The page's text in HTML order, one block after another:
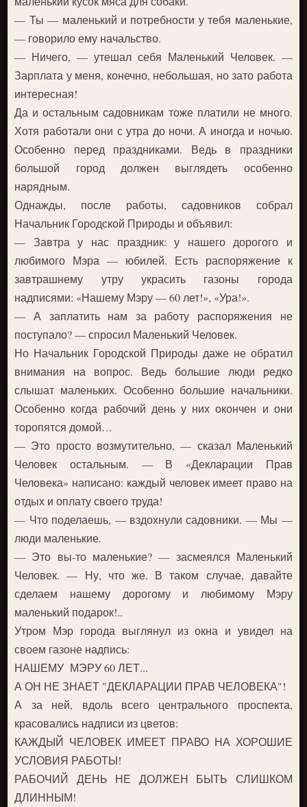
— Ты — маленький и потребности у тебя маленькие,
— говорило ему начальство.
— Ничего, — утешал себя Маленький Человек. —
Зарплата у меня, конечно, небольшая, но зато работа
интересная!
Да и остальным садовникам тоже платили не много.
Хотя работали они с утра до ночи. А иногда и ночью.
Особенно перед праздниками. Ведь в праздники
большой город должен выглядеть особенно
нарядным.
Однажды, после работы, садовников собрал
Начальник Городской Природы и объявил:
— Завтра у нас праздник: у нашего дорогого и
любимого Мэра — юбилей. Есть распоряжение к
завтрашнему утру украсить газоны города
надписями: «Нашему Мэру — 60 лет!», «Ура!».
— А заплатить нам за работу распоряжения не
поступало? — спросил Маленький Человек.
Но Начальник Городской Природы даже не обратил
внимания на вопрос. Ведь большие люди редко
слышат маленьких. Особенно большие начальники.
Особенно когда рабочий день у них окончен и они
торопятся домой…
— Это просто возмутительно, — сказал Маленький
Человек остальным. — В «Декларации Прав
Человека» написано: каждый человек имеет право на
отдых и оплату своего труда!
— Что поделаешь, — вздохнули садовники. — Мы —
люди маленькие.
— Это вы-то маленькие? — засмеялся Маленький
Человек. — Ну, что же. В таком случае, давайте
сделаем нашему дорогому и любимому Мэру
маленький подарок!..
Утром Мэр города выглянул из окна и увидел на
своем газоне надпись:
НАШЕМУ МЭРУ 60 ЛЕТ...
А ОН НЕ ЗНАЕТ "ДЕКЛАРАЦИИ ПРАВ ЧЕЛОВЕКА"!
А за ней, вдоль всего центрального проспекта,
красовались надписи из цветов:
КАЖДЫЙ ЧЕЛОВЕК ИМЕЕТ ПРАВО НА ХОРОШИЕ
УСЛОВИЯ РАБОТЫ!
РАБОЧИЙ ДЕНЬ НЕ ДОЛЖЕН БЫТЬ СЛИШКОМ
ДЛИННЫМ!